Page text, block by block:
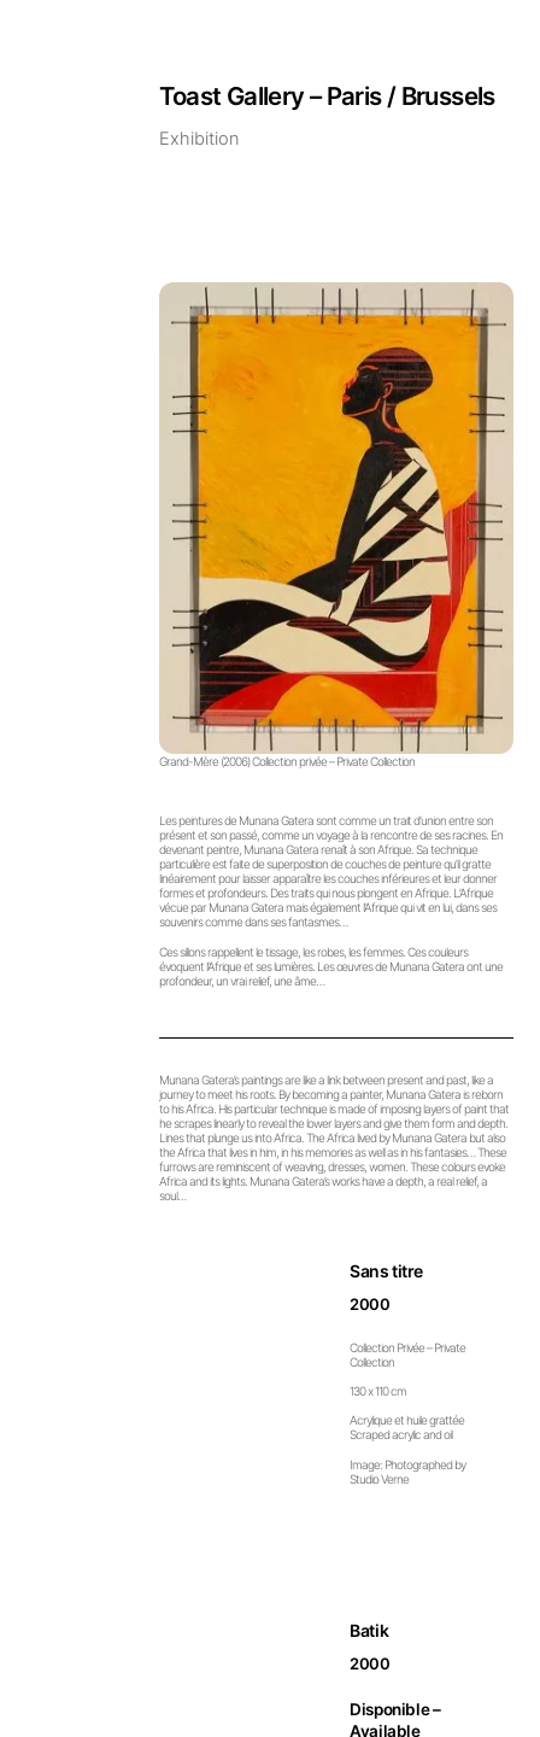
Toast Gallery – Paris / Brussels
Exhibition
Grand-Mère (2006) Collection privée – Private Collection
Les peintures de Munana Gatera sont comme un trait d’union entre son
présent et son passé, comme un voyage à la rencontre de ses racines. En
devenant peintre, Munana Gatera renaît à son Afrique. Sa technique
particulière est faite de superposition de couches de peinture qu’il gratte
linéairement pour laisser apparaître les couches inférieures et leur donner
formes et profondeurs. Des traits qui nous plongent en Afrique. L’Afrique
vécue par Munana Gatera mais également l’Afrique qui vit en lui, dans ses
souvenirs comme dans ses fantasmes…
Ces sillons rappellent le tissage, les robes, les femmes. Ces couleurs
évoquent l’Afrique et ses lumières. Les œuvres de Munana Gatera ont une
profondeur, un vrai relief, une âme…
Munana Gatera’s paintings are like a link between present and past, like a
journey to meet his roots. By becoming a painter, Munana Gatera is reborn
to his Africa. His particular technique is made of imposing layers of paint that
he scrapes linearly to reveal the lower layers and give them form and depth.
Lines that plunge us into Africa. The Africa lived by Munana Gatera but also
the Africa that lives in him, in his memories as well as in his fantasies… These
furrows are reminiscent of weaving, dresses, women. These colours evoke
Africa and its lights. Munana Gatera’s works have a depth, a real relief, a
soul…
Sans titre
2000
Collection Privée – Private
Collection
130 x 110 cm
Acrylique et huile grattée
Scraped acrylic and oil
Image: Photographed by
Studio Verne
Batik
2000
Disponible –
Available